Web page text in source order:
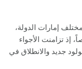
إمارات الدولة،
إذ تزامنت الأجواء
جديد والانطلاق في